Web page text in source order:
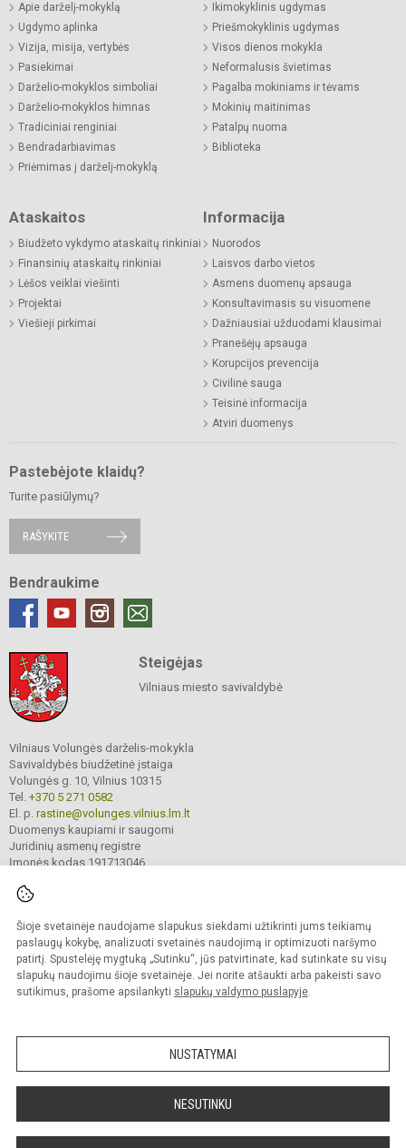
Šioje svetainėje naudojame slapukus siekdami užtikrinti jums teikiamų
paslaugų kokybę, analizuoti svetainės naudojimą ir optimizuoti naršymo
patirtį. Spustelėję mygtuką „Sutinku“, jūs patvirtinate, kad sutinkate su visų
slapukų naudojimu šioje svetainėje. Jei norite atšaukti arba pakeisti savo
sutikimus, prašome apsilankyti slapukų valdymo puslapyje.
NUSTATYMAI
NESUTINKU
Apie darželį-mokyklą
Ugdymo aplinka
Vizija, misija, vertybės
Pasiekimai
Darželio-mokyklos simboliai
Darželio-mokyklos himnas
Tradiciniai renginiai
Bendradarbiavimas
Priėmimas į darželį-mokyklą
Ikimokyklinis ugdymas
Priešmokyklinis ugdymas
Visos dienos mokykla
Neformalusis švietimas
Pagalba mokiniams ir tėvams
Mokinių maitinimas
Patalpų nuoma
Biblioteka
Ataskaitos
Biudžeto vykdymo ataskaitų rinkiniai
Finansinių ataskaitų rinkiniai
Lėšos veiklai viešinti
Projektai
Viešieji pirkimai
Informacija
Nuorodos
Laisvos darbo vietos
Asmens duomenų apsauga
Konsultavimasis su visuomene
Dažniausiai užduodami klausimai
Pranešėjų apsauga
Korupcijos prevencija
Civilinė sauga
Teisinė informacija
Atviri duomenys
Pastebėjote klaidų?
Turite pasiūlymų?
RAŠYKITE
Bendraukime
Steigėjas
Vilniaus miesto savivaldybė
Vilniaus Volungės darželis-mokykla
Savivaldybės biudžetinė įstaiga
Volungės g. 10, Vilnius 10315
Tel. +370 5 271 0582
El. p. rastine@volunges.vilnius.lm.lt
Duomenys kaupiami ir saugomi
Juridinių asmenų registre
Įmonės kodas 191713046
© 2024. Vilniaus Volungės darželis-mokykla. Visos teisės saugomos.
Kopijuoti turinį be raštiško įstaigos administracijos sutikimo griežtai draudžiama.
Prieinamumo paraiška Slapukų valdymas
Sumanus būdas atnaujinti